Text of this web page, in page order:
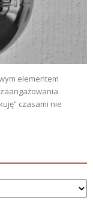
elementem
czasami nie